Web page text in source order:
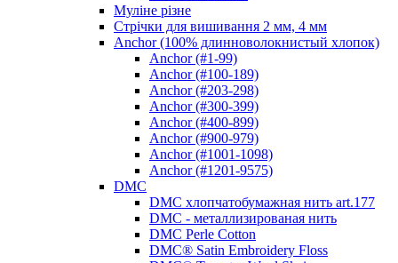
Муліне різне
Стрічки для вишивання 2 мм, 4 мм
Anchor (100% длинноволокнистый хлопок)
Anchor (#1-99)
Anchor (#100-189)
Anchor (#203-298)
Anchor (#300-399)
Anchor (#400-899)
Anchor (#900-979)
Anchor (#1001-1098)
Anchor (#1201-9575)
DMC
DMC хлопчатобумажная нить art.177
DMC - металлизированая нить
DMC Perle Cotton
DMC® Satin Embroidery Floss